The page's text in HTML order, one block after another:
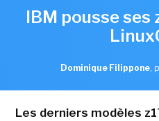
IBM pousse ses
Dominique Filippone,
Les derniers modèles